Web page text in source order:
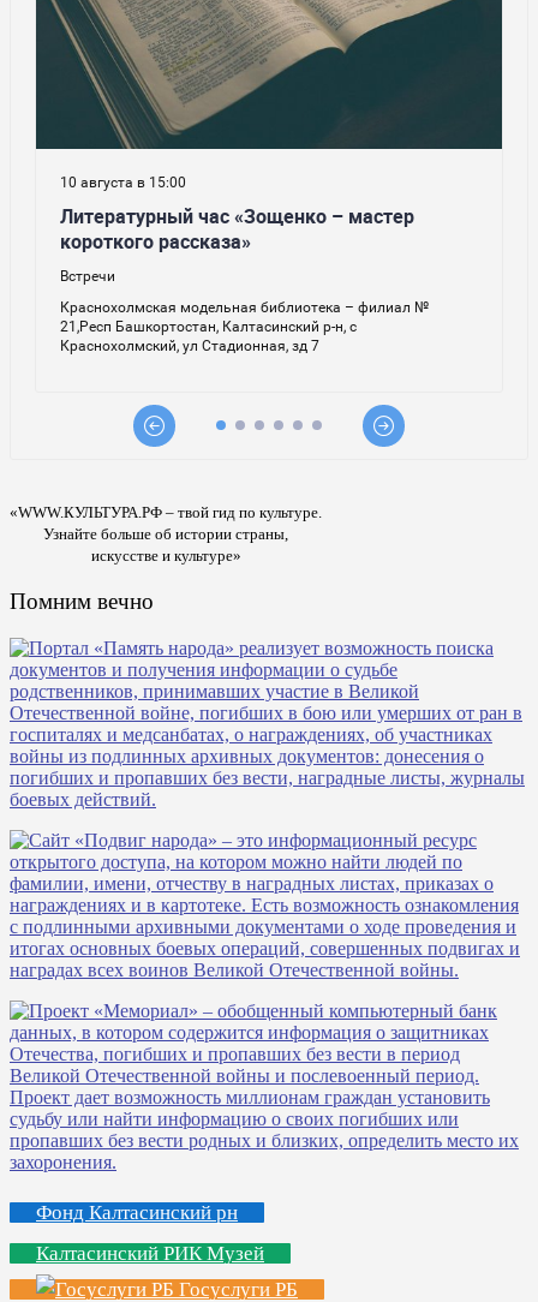
«WWW.КУЛЬТУРА.РФ – твой гид по культуре.
Узнайте больше об истории страны,
искусстве и культуре»
Помним вечно
Фонд Калтасинский рн
Калтасинский РИК Музей
Госуслуги РБ